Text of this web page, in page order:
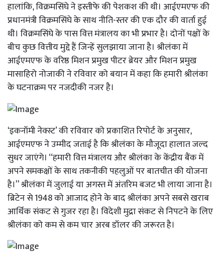
हालांकि, विक्रमसिंघे ने इस्तीफे की पेशकश की थी। आईएमएफ की
प्रधानमंत्री विक्रमसिंघे के साथ नीति-स्तर की एक दौर की वार्ता हुई
थी। विक्रमसिंघे के पास वित्त मंत्रालय का भी प्रभार है। दोनों पक्षों के
बीच कुछ वित्तीय मुद्दे हैं जिन्हें सुलझाया जाना है। श्रीलंका में
आईएमएफ के वरिष्ठ मिशन प्रमुख पीटर ब्रेयर और मिशन प्रमुख
मासाहिरो नोजाकी ने रविवार को बयान में कहा कि हमारी श्रीलंका
के घटनाक्रम पर नजदीकी नजर है।
‘इकनॉमी नेक्स्ट’ की रविवार को प्रकाशित रिपोर्ट के अनुसार,
आईएमएफ ने उम्मीद जताई है कि श्रीलंका के मौजूदा हालात जल्द
सुधर जाएंगे। ‘‘हमारी वित्त मंत्रालय और श्रीलंका के केंद्रीय बैंक में
अपने समकक्षों के साथ तकनीकी पहलुओं पर बातचीत की योजना
है।’’ श्रीलंका में जुलाई या अगस्त में अंतरिम बजट भी लाया जाना है।
ब्रिटेन से 1948 को आजाद होने के बाद श्रीलंका अपने सबसे खराब
आर्थिक संकट से गुजर रहा है। विदेशी मुद्रा संकट से निपटने के लिए
श्रीलंका को कम से कम चार अरब डॉलर की जरूरत है।